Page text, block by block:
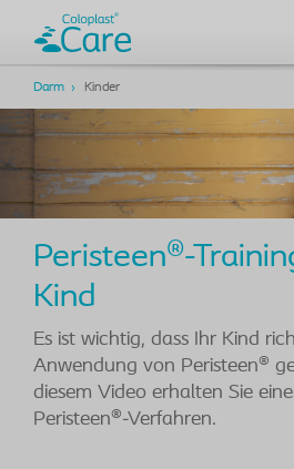
Darm Kinder
Peristeen®-
Kind
Es ist wichtig, dass Ihr Kind
Anwendung von Peristeen®
diesem Video erhalten Sie
Peristeen®-Verfahren.